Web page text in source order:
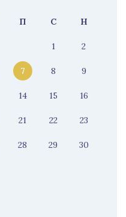
П С Н
1 2
7 8 9
14 15 16
21 22 23
28 29 30